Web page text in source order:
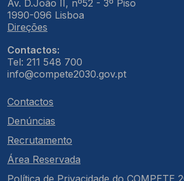
Av. D.João II, nº52 - 3º Piso
1990-096 Lisboa
Direções
Contactos:
Tel: 211 548 700
info@compete2030.gov.pt
Contactos
Denúncias
Recrutamento
Área Reservada